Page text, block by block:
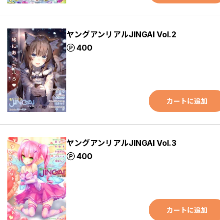
ヤングアンリアルJINGAI Vol.2
400
ポイント
カートに追加
ヤングアンリアルJINGAI Vol.3
400
ポイント
カートに追加